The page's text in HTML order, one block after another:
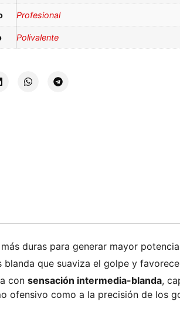
Profesional
Polivalente
duras para generar mayor
blanda que suaviza el golpe y
con sensación intermedia-blanda,
ofensivo como a la precisión de los